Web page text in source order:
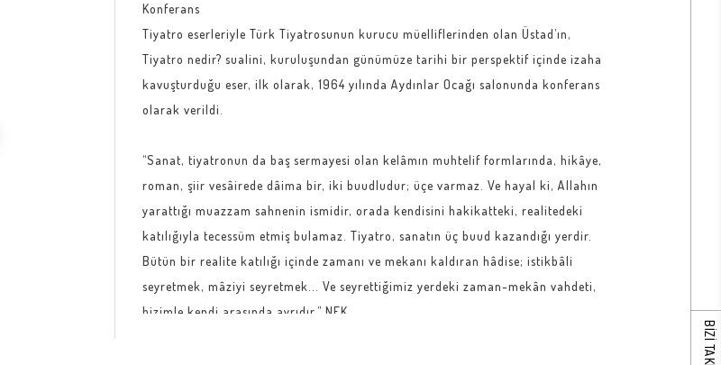
Konferans
Tiyatro eserleriyle Türk Tiyatrosunun kurucu müelliflerinden olan Üstad’ın,
Tiyatro nedir? sualini, kuruluşundan günümüze tarihi bir perspektif içinde izaha
kavuşturduğu eser, ilk olarak, 1964 yılında Aydınlar Ocağı salonunda konferans
olarak verildi.
“Sanat, tiyatronun da baş sermayesi olan kelâmın muhtelif formlarında, hikâye,
roman, şiir vesâirede dâima bir, iki buudludur; üçe varmaz. Ve hayal ki, Allahın
yarattığı muazzam sahnenin ismidir, orada kendisini hakikatteki, realitedeki
katılığıyla tecessüm etmiş bulamaz. Tiyatro, sanatın üç buud kazandığı yerdir.
Bütün bir realite katılığı içinde zamanı ve mekanı kaldıran hâdise; istikbâli
seyretmek, mâziyi seyretmek... Ve seyrettiğimiz yerdeki zaman-mekân vahdeti,
bizimle kendi arasında ayrıdır.” NFK